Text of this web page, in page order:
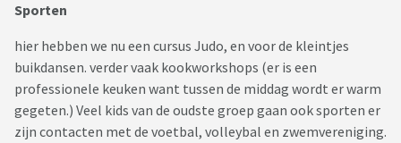
Sporten
hier hebben we nu een cursus Judo, en voor de kleintjes
buikdansen. verder vaak kookworkshops (er is een
professionele keuken want tussen de middag wordt er warm
gegeten.) Veel kids van de oudste groep gaan ook sporten er
zijn contacten met de voetbal, volleybal en zwemvereniging.